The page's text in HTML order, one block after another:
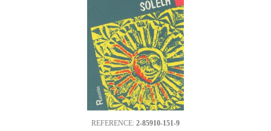
REFERENCE: 2-85910-151-9